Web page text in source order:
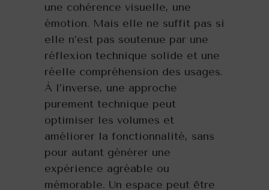
une cohérence visuelle, une
émotion. Mais elle ne suffit pas si
elle n’est pas soutenue par une
réflexion technique solide et une
réelle compréhension des usages.
À l’inverse, une approche
purement technique peut
optimiser les volumes et
améliorer la fonctionnalité, sans
pour autant générer une
expérience agréable ou
mémorable. Un espace peut être